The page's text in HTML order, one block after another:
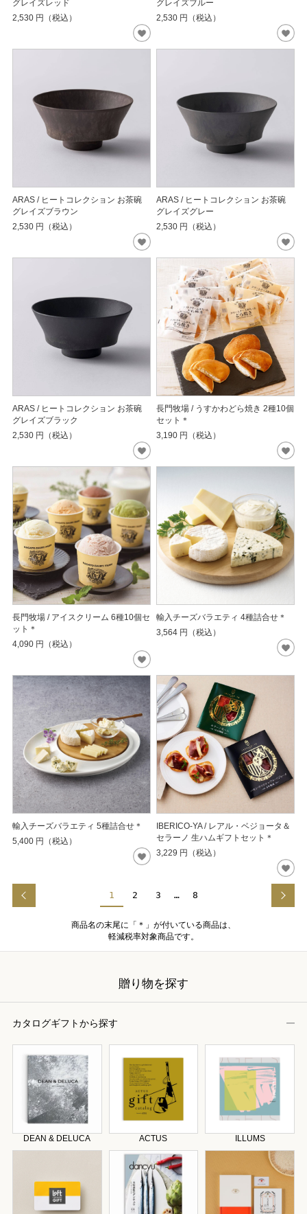
グレイズレッド
2,530 円（税込）
グレイズブルー
2,530 円（税込）
ARAS / ヒートコレクション お茶碗
グレイズブラウン
2,530 円（税込）
ARAS / ヒートコレクション お茶碗
グレイズグレー
2,530 円（税込）
ARAS / ヒートコレクション お茶碗
グレイズブラック
2,530 円（税込）
長門牧場 / うすかわどら焼き 2種10個
セット＊
3,190 円（税込）
長門牧場 / アイスクリーム 6種10個セ
ット＊
4,090 円（税込）
輸入チーズバラエティ 4種詰合せ＊
3,564 円（税込）
輸入チーズバラエティ 5種詰合せ＊
5,400 円（税込）
IBERICO-YA / レアル・ベジョータ＆
セラーノ 生ハムギフトセット＊
3,229 円（税込）
1 2 3 … 8
商品名の末尾に「＊」が付いている商品は、
軽減税率対象商品です。
贈り物を探す
カタログギフトから探す
DEAN & DELUCA ACTUS ILLUMS